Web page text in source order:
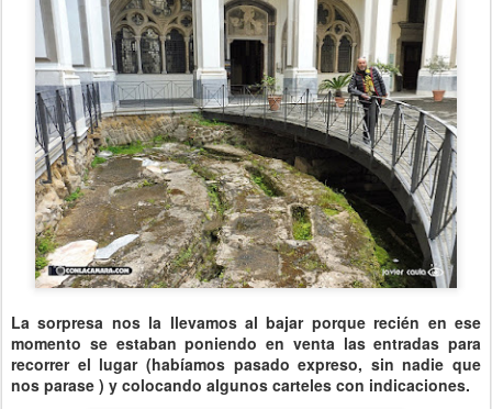
La sorpresa nos la llevamos al bajar porque recién en ese
momento se estaban poniendo en venta las entradas para
recorrer el lugar (habíamos pasado expreso, sin nadie que
nos parase ) y colocando algunos carteles con indicaciones.